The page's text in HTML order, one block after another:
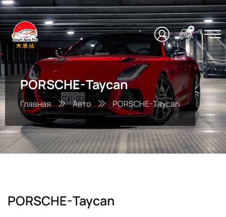
PORSCHE-Taycan
Главная Авто PORSCHE-Taycan
PORSCHE-Taycan